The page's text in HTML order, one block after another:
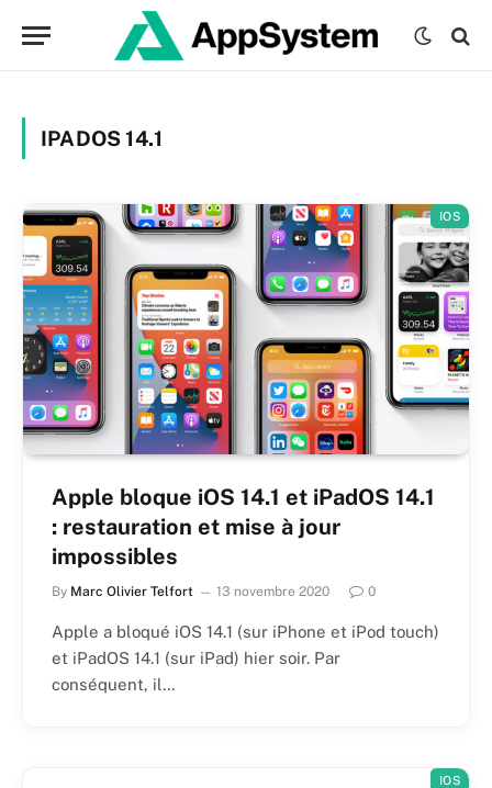
IPADOS 14.1
IOS
Apple bloque iOS 14.1 et iPadOS 14.1
: restauration et mise à jour
impossibles
By Marc Olivier Telfort 13 novembre 2020 0
Apple a bloqué iOS 14.1 (sur iPhone et iPod touch)
et iPadOS 14.1 (sur iPad) hier soir. Par
conséquent, il…
IOS